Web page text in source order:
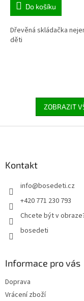
Do košíku
Dřevěná skládačka
děti
ZOBRAZIT
Kontakt
info@bosedeti.cz
+420 771 230 793
Chcete být v
bosedeti
Informace pro vás
Doprava
Vrácení zboží